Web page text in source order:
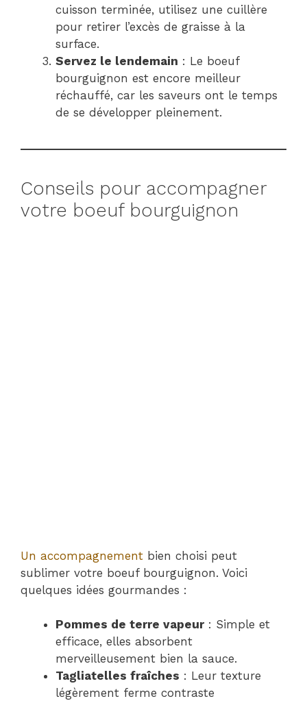
cuisson terminée, utilisez une cuillère
pour retirer l’excès de graisse à la
surface.
Servez le lendemain : Le boeuf
bourguignon est encore meilleur
réchauffé, car les saveurs ont le temps
de se développer pleinement.
Conseils pour accompagner
votre boeuf bourguignon
Un accompagnement bien choisi peut
sublimer votre boeuf bourguignon. Voici
quelques idées gourmandes :
Pommes de terre vapeur: Simple et
efficace, elles absorbent
merveilleusement bien la sauce.
Tagliatelles fraîches : Leur texture
légèrement ferme contraste